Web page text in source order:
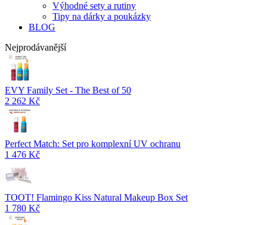
Výhodné sety a rutiny
Tipy na dárky a poukázky
BLOG
Nejprodávanější
EVY Family Set - The Best of 50
2 262 Kč
Perfect Match: Set pro komplexní UV ochranu
1 476 Kč
TOOT! Flamingo Kiss Natural Makeup Box Set
1 780 Kč